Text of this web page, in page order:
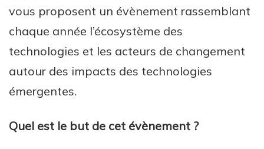
vous proposent un évènement rassemblant
chaque année l’écosystème des
technologies et les acteurs de changement
autour des impacts des technologies
émergentes.
Quel est le but de cet évènement ?